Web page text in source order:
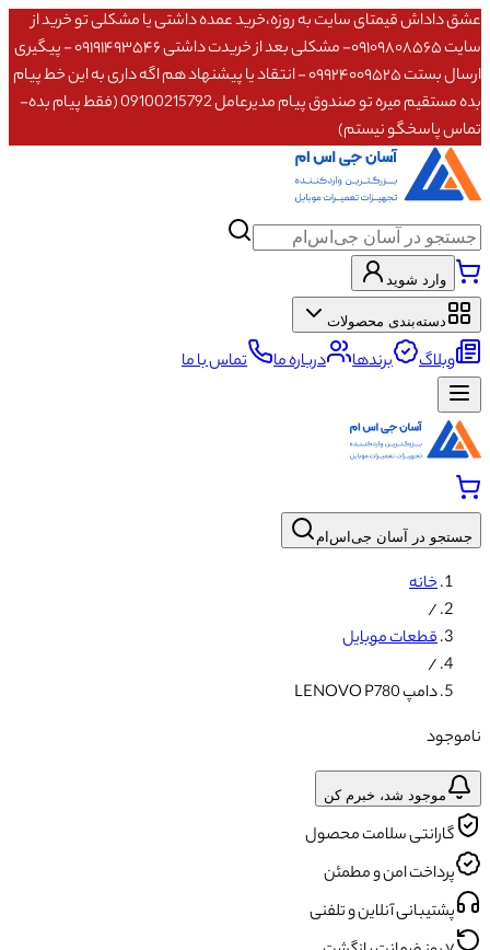
عشق داداش قیمتای سایت به روزه،خرید عمده داشتی یا مشکلی تو خرید از
سایت ۰۹۱۰۹۸۰۸۵۶۵- مشکلی بعد از خریدت داشتی ۰۹۱۹۱۴۹۳۵۴۶ - پیگیری
ارسال بستت ۰۹۹۲۴۰۰۹۵۲۵ - انتقاد یا پیشنهاد هم اگه داری به این خط پیام
بده مستقیم میره تو صندوق پیام مدیرعامل 09100215792 (فقط پیام بده-
تماس پاسخگو نیستم)
وارد شوید
دسته‌بندی محصولات
وبلاگ برندها درباره ما تماس با ما
جستجو در آسان جی‌اس‌ام
خانه
/
قطعات موبایل
/
دامپ LENOVO P780
ناموجود
موجود شد، خبرم کن
گارانتی سلامت محصول
پرداخت امن و مطمئن
پشتیبانی آنلاین و تلفنی